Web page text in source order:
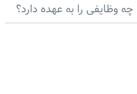
وظایفی را به عهده دارد؟